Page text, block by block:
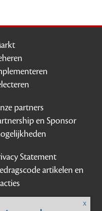
partners
en Sponsor
Statement
artikelen en